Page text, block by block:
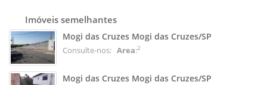
Imóveis semelhantes
Mogi das Cruzes Mogi das Cruzes/SP
Consulte-nos: Area:2
Mogi das Cruzes Mogi das Cruzes/SP